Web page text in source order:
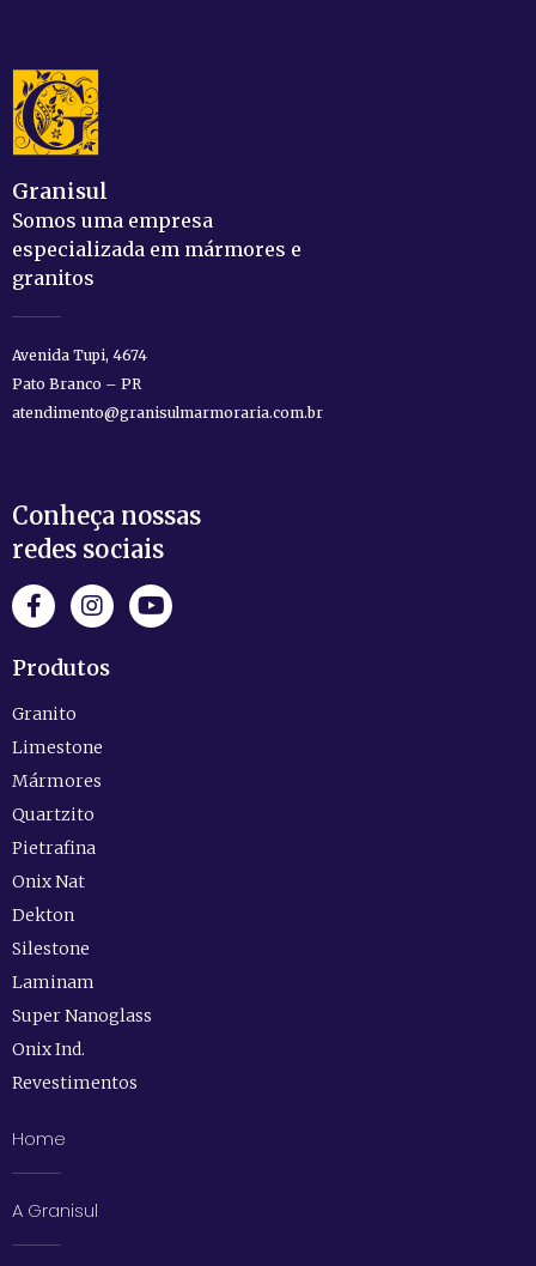
Granisul
Somos uma empresa
especializada em mármores e
granitos
Avenida Tupi, 4674
Pato Branco – PR
atendimento@granisulmarmoraria.com.br
Conheça nossas
redes sociais
Produtos
Granito
Limestone
Mármores
Quartzito
Pietrafina
Onix Nat
Dekton
Silestone
Laminam
Super Nanoglass
Onix Ind.
Revestimentos
Home
A Granisul